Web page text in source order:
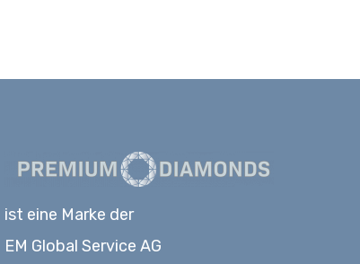
ist eine Marke der
EM Global Service AG